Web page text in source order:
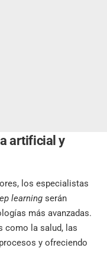
artificial y
los especialistas
learning serán
más avanzadas.
como la salud, las
y ofreciendo